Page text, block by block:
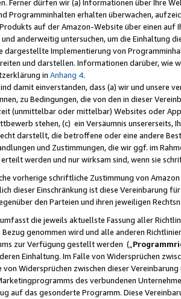
Ferner dürfen wir (a) Informationen über Ihre
Programminhalten erhalten überwachen,
auf der Amazon-Website über einen
anderweitig untersuchen, um die Einhaltung
dargestellte Implementierung von
und darstellen. Informationen darüber, wie
in Anhang 4.
damit einverstanden, dass (a) wir und
zu Bedingungen, die von den in dieser
(unmittelbar oder mittelbar) Websites oder
stehen, (c) ein Versäumnis unsererseits,
darstellt, die betroffene oder eine andere
und Zustimmungen, die wir ggf. im
werden und nur wirksam sind, wenn sie
vorherige schriftliche Zustimmung von
dieser Einschränkung ist diese Vereinbarung
den Parteien und ihren jeweiligen
die jeweils aktuellste Fassung aller
genommen wird und alle anderen
zur Verfügung gestellt werden („
Einhaltung. Im Falle von Widersprüchen
von Widersprüchen zwischen dieser
des verbundenen
auf das gesonderte Programm. Diese